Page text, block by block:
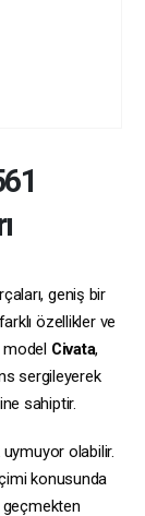
geniş bir
özellikler ve
model Civata,
sergileyerek
sahiptir.
olabilir.
konusunda
geçmekten